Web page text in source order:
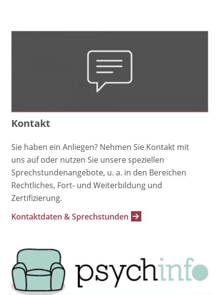
Kontakt
Sie haben ein Anliegen? Nehmen Sie Kontakt mit
uns auf oder nutzen Sie unsere speziellen
Sprechstundenangebote, u. a. in den Bereichen
Rechtliches, Fort- und Weiterbildung und
Zertifizierung.
Kontaktdaten & Sprechstunden